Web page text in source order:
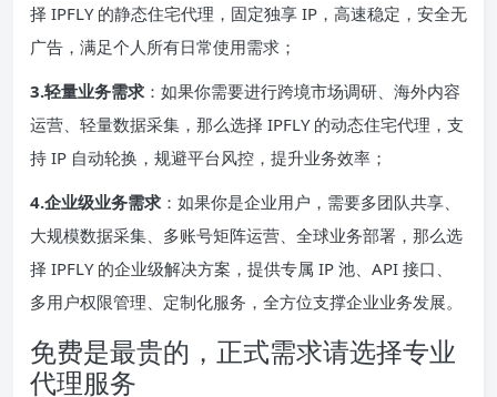
择 IPFLY 的静态住宅代理，固定独享 IP，高速稳定，安全无
广告，满足个人所有日常使用需求；
3.轻量业务需求 ：如果你需要进行跨境市场调研、海外内容
运营、轻量数据采集，那么选择 IPFLY 的动态住宅代理，支
持 IP 自动轮换，规避平台风控，提升业务效率；
4.企业级业务需求 ：如果你是企业用户，需要多团队共享、
大规模数据采集、多账号矩阵运营、全球业务部署，那么选
择 IPFLY 的企业级解决方案，提供专属 IP 池、API 接口、
多用户权限管理、定制化服务，全方位支撑企业业务发展。
免费是最贵的，正式需求请选择专业
代理服务